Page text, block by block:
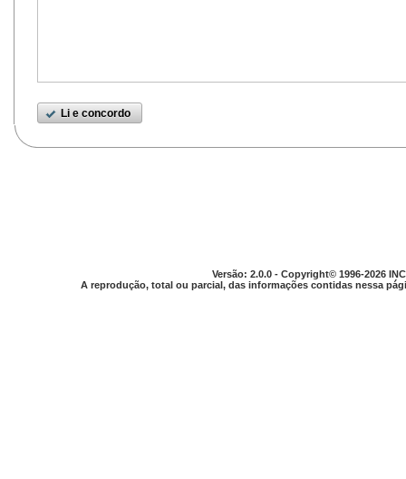
Li e concordo
Versão: 2.0.0 - Copyright© 1996-2026
A reprodução, total ou parcial, das informações contidas nessa